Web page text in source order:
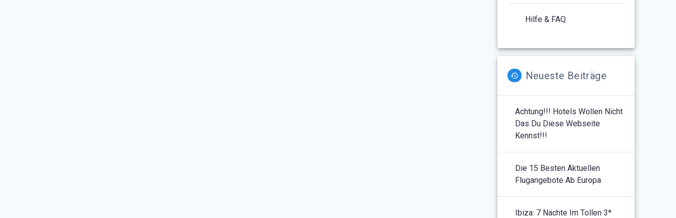
Hilfe & FAQ
Neueste Beiträge
Achtung!!! Hotels Wollen Nicht
Das Du Diese Webseite
Kennst!!!
Die 15 Besten Aktuellen
Flugangebote Ab Europa
Ibiza: 7 Nächte Im Tollen 3*